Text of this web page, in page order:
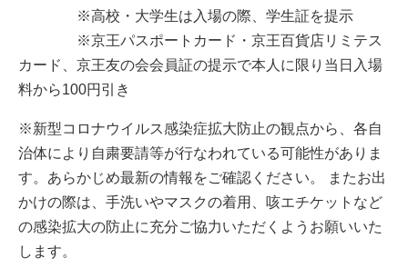
※高校・大学生は入場の際、学生証を提示
※京王パスポートカード・京王百貨店リミテス
カード、京王友の会会員証の提示で本人に限り当日入場
料から100円引き
※新型コロナウイルス感染症拡大防止の観点から、各自
治体により自粛要請等が行なわれている可能性がありま
す。あらかじめ最新の情報をご確認ください。 またお出
かけの際は、手洗いやマスクの着用、咳エチケットなど
の感染拡大の防止に充分ご協力いただくようお願いいた
します。